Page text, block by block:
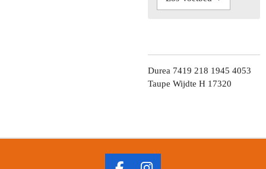
Durea 7419 218 1945 4053
Taupe Wijdte H 17320